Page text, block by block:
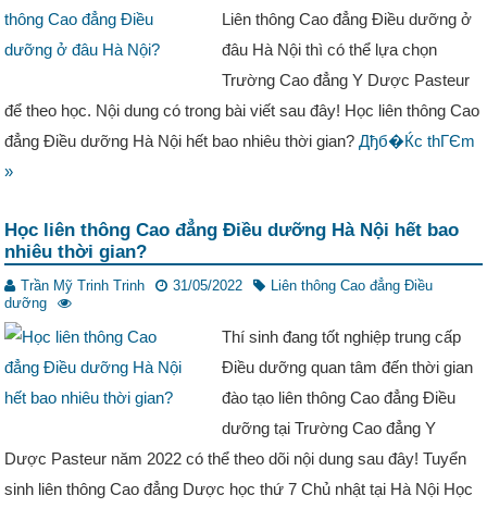
Liên thông Cao đẳng Điều dưỡng ở
đâu Hà Nội thì có thể lựa chọn
Trường Cao đẳng Y Dược Pasteur
để theo học. Nội dung có trong bài viết sau đây! Học liên thông Cao
đẳng Điều dưỡng Hà Nội hết bao nhiêu thời gian?Дђб�Ќc thГЄm
»
Học liên thông Cao đẳng Điều dưỡng Hà Nội hết bao
nhiêu thời gian?
Trần Mỹ Trinh Trinh 31/05/2022
Liên thông Cao đẳng Điều
dưỡng
Thí sinh đang tốt nghiệp trung cấp
Điều dưỡng quan tâm đến thời gian
đào tạo liên thông Cao đẳng Điều
dưỡng tại Trường Cao đẳng Y
Dược Pasteur năm 2022 có thể theo dõi nội dung sau đây! Tuyển
sinh liên thông Cao đẳng Dược học thứ 7 Chủ nhật tại Hà Nội Học